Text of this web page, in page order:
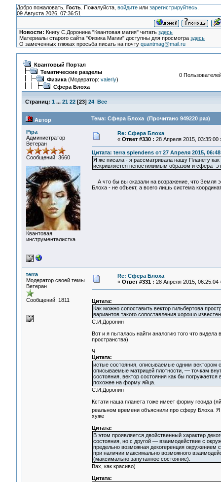
Добро пожаловать, Гость. Пожалуйста, войдитеили зарегистрируйтесь.
09 Августа 2026, 07:36:51
Новости: Книгу С.Доронина "Квантовая магия" читатьздесь
Материалы старого сайта "Физика Магии" доступны для просмотраздесь
О замеченных глюках просьба писать на почтуquantmag@mail.ru
Квантовый Портал
Тематические разделы
Физика(Модератор: valeriy)
Сфера Блоха
0
Страниц: 1 ... 21 22[23] 24 Все
Автор Тема: Сфера Блоха (Прочитано 949220 раз)
Pipa
Администратор
Ветеран
Сообщений: 3660
Квантовая
инструменталистка
Re: Сфера Блоха
« Ответ #330 : 28 Апреля 2015, 03:35:00
Цитата: terra splendens от 27 Апреля 2015,
Я же писала - я рассматривала нашу Планету как
искривляется непостижимым образом и сфера -
А что бы вы сказали на возражение, что Земля
Блоха - не объект, а всего лишь система
terra
Модератор своей темы
Ветеран
Сообщений: 1811
Re: Сфера Блоха
« Ответ #331 : 28 Апреля 2015, 06:25:04
Цитата:
Как можно сопоставить вектор гильбертова
вариантов такого сопоставления хорошо
С.И.Доронин
Вот и я пыталась найти аналогию того что
пространства)
Ч
Цитата:
истые состояния, описываемые одним вектором
описываемые матрицей плотности, — точкам
состояния, вектор состояния как бы
похожее на форму яйца.
С.И.Доронин
Кстати наша планета тоже имеет форму геоида
реальном времени объяснили про сферу Блоха.
хуже
Цитата:
В этом проявляется двойственный характер
состояния, но с другой — взаимодействие с
предельно возможная декогеренция окружением
при наличии максимально возможного
(максимально запутанное состояние).
Вах, как красиво)
Цитата: